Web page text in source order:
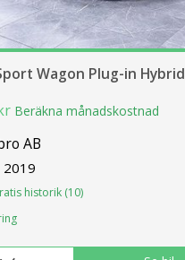
Wagon Plug-in Hybrid
Beräkna månadskostnad
AB
2019
historik (10)